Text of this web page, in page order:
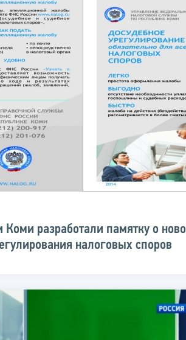
Коми разработали памятку о
налоговых споров